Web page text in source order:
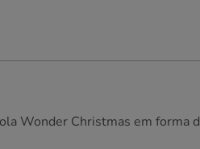
Wonder Christmas em forma